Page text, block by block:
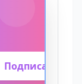
Подписаться